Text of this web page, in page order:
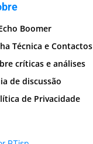
Boomer
Técnica e Contactos
críticas e análises
de discussão
de Privacidade